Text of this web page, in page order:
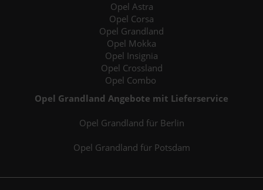
Opel Astra
Opel Corsa
Opel Grandland
Opel Mokka
Opel Insignia
Opel Crossland
Opel Combo
Opel Grandland Angebote mit Lieferservice
Opel Grandland für Berlin
Opel Grandland für Potsdam